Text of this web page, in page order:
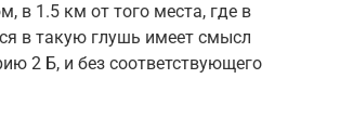
в 1.5 км от того места, где в
в такую глушь имеет смысл
2 Б, и без соответствующего